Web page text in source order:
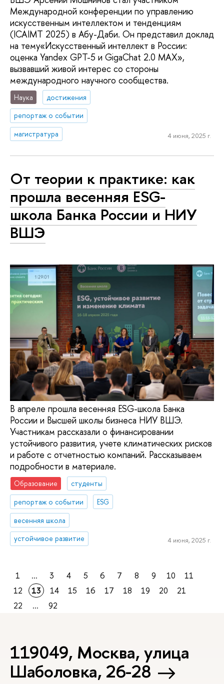
Международной конференции по управлению
искусственным интеллектом и тенденциям
(ICAIMT 2025) в Абу-Даби. Он представил доклад
на тему«Искусственный интеллект в России:
оценка Yandex GPT-5 и GigaChat 2.0 MAX»,
вызвавший живой интерес со стороны
международного научного сообщества.
Наука
достижения
репортаж о событии
магистратура
4 июня, 2025 г.
От теории к практике: как
прошла весенняя ESG-
школа Банка России и НИУ
ВШЭ
В апреле прошла весенняя ESG-школа Банка
России и Высшей школы бизнеса НИУ ВШЭ.
Участникам рассказали о финансировании
устойчивого развития, учете климатических рисков
и работе с отчетностью компаний. Рассказываем
подробности в материале.
Образование
студенты
репортаж о событии
ESG
весенняя школа
устойчивое развитие
4 июня, 2025 г.
1 ... 3 4 5 6 7 8 9 10
11
12
13 14 15 16 17 18 19 20
21
22
... 92
119049, Москва, улица
Шаболовка, 26-28